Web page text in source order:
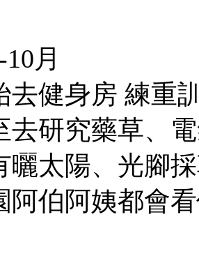
月
去健身房 練重
去研究藥草、
曬太陽、光腳
阿伯阿姨都會